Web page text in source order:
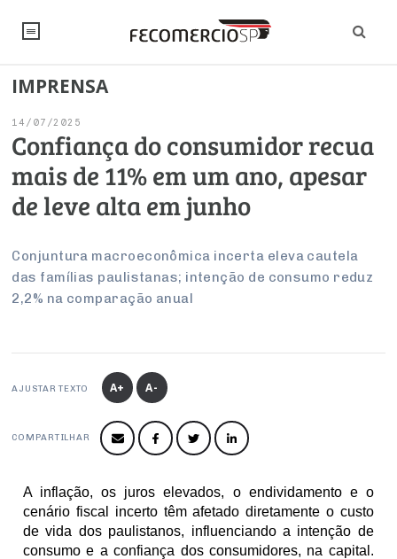
NOTÍCIAS
Editorial
Artigos
Institucional
PROJETOS ESPECIAIS:
UM BRASIL
Economia
Pesquisas
Brasil
Internacional
Inteligência Artificial
Trabalho
Empresas
Negócios
Varejo
PROJETOS ESPECIAIS:
ESG
PROJETOS ESPECIAIS:
Logística Reversa
Últimas Notícias
SINDICATOS
PESQUISAS
INSTITUCIONAL
Sobre
Negociações Coletivas
SESC
Cecomercio
Licitações
Conselho de Turismo
Conselho de Emprego e Relações do Trabalho
Conselho de Assuntos Tributários
Conselho Estadual de Defesa do Contribuinte
Conselho de Economia Empresarial e Política
Conselho Superior de Direito
Conselho do Comércio Atacadista
EMPRESAS
Produtos e Serviços
IMPRENSA
14/07/2025
Confiança do consumidor recua
mais de 11% em um ano, apesar
de leve alta em junho
Conjuntura macroeconômica incerta eleva cautela
das famílias paulistanas; intenção de consumo reduz
2,2% na comparação anual
AJUSTAR TEXTO A+ A-
COMPARTILHAR
A inflação, os juros elevados, o endividamento e o
cenário fiscal incerto têm afetado diretamente o custo
de vida dos paulistanos, influenciando a intenção de
consumo e a confiança dos consumidores, na capital.